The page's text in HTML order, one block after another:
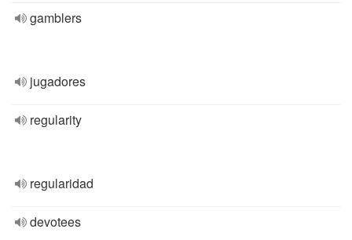
gamblers
jugadores
regularity
regularidad
devotees